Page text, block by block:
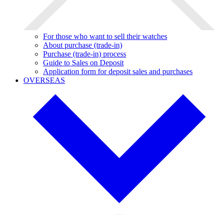
For those who want to sell their watches
About purchase (trade-in)
Purchase (trade-in) process
Guide to Sales on Deposit
Application form for deposit sales and purchases
OVERSEAS